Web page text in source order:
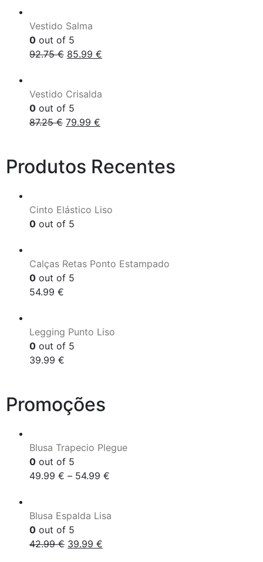
Vestido Salma
0 out of 5
92.75€ 85.99 €
Vestido Crisalda
0 out of 5
87.25€ 79.99 €
Produtos Recentes
Cinto Elástico Liso
0 out of 5
Calças Retas Ponto Estampado
0 out of 5
54.99 €
Legging Punto Liso
0 out of 5
39.99 €
Promoções
Blusa Trapecio Plegue
0 out of 5
49.99 € – 54.99 €
Blusa Espalda Lisa
0 out of 5
42.99€ 39.99 €